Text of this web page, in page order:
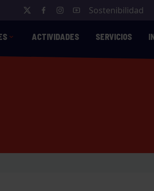
Sostenibilidad
ACTIVIDADES SERVICIOS